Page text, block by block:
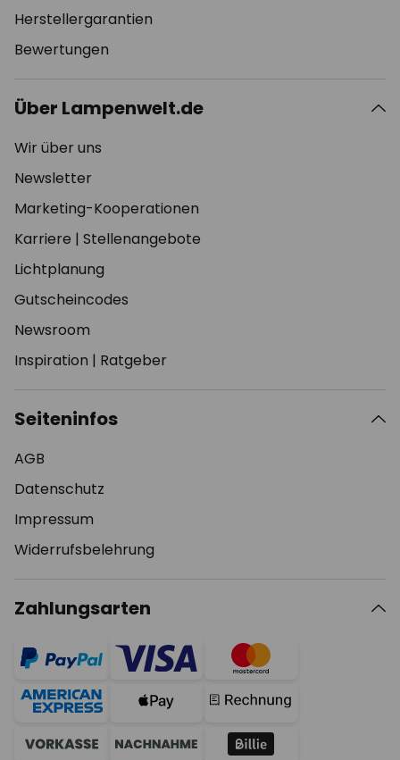
Herstellergarantien
Bewertungen
Über Lampenwelt.de
Wir über uns
Newsletter
Marketing-Kooperationen
Karriere | Stellenangebote
Lichtplanung
Gutscheincodes
Newsroom
Inspiration | Ratgeber
Seiteninfos
AGB
Datenschutz
Impressum
Widerrufsbelehrung
Zahlungsarten